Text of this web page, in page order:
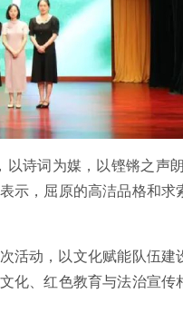
诗词为媒，以铿锵之声
示，屈原的高洁品格和
活动，以文化赋能队伍建
化、红色教育与法治宣